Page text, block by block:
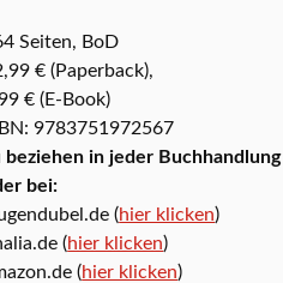
Seiten, BoD
€ (Paperback),
€ (E-Book)
9783751972567
beziehen in jeder Buchhandlung
bei:
(hier klicken)
(hier klicken)
(hier klicken)